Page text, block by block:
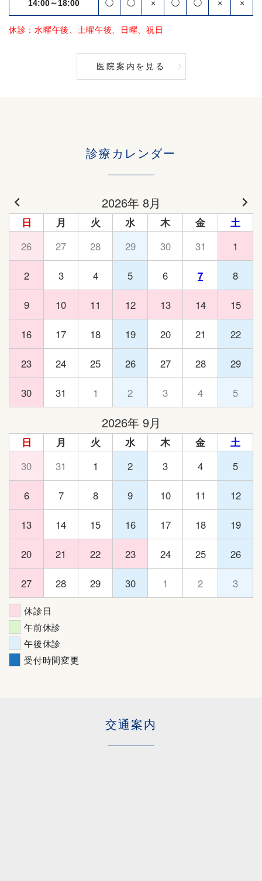
14:00～18:00 ◯ ◯ × ◯ ◯ × ×
休診：水曜午後、土曜午後、日曜、祝日
医院案内を見る
診療カレンダー
2026年 8月
日 月 火 水 木 金
土
26
27 28 29 30 31 1
2 3 4 5 6 7 8
9 10 11 12 13 14 15
16 17 18 19 20 21 22
23 24 25 26 27 28 29
30 31 1 2 3 4 5
2026年 9月
日 月 火 水 木 金
土
30
31 1 2 3 4 5
6 7 8 9 10 11 12
13 14 15 16 17 18 19
20 21 22 23 24 25 26
27 28 29 30 1 2 3
休診日
午前休診
午後休診
受付時間変更
交通案内